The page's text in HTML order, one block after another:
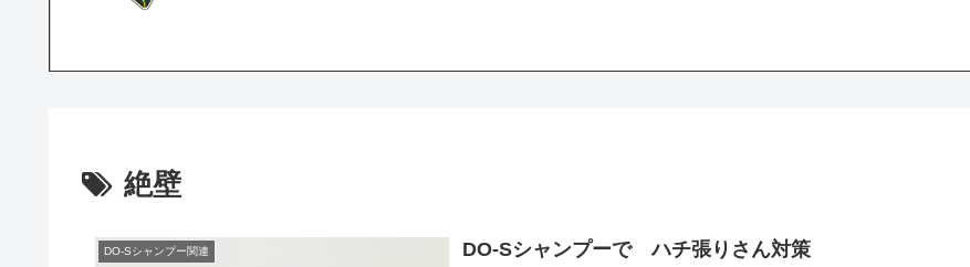
絶壁
DO-Sシャンプー関連 DO-Sシャンプーで ハチ張りさん対策